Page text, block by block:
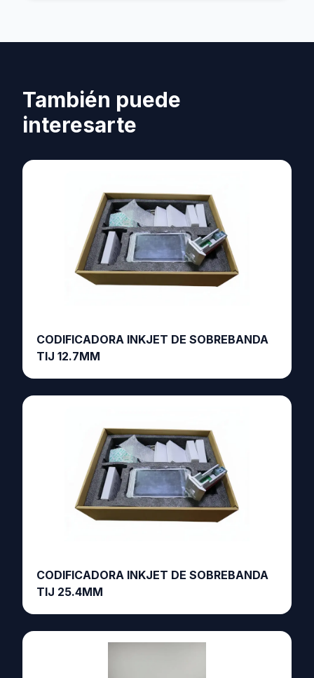
También puede
interesarte
CODIFICADORA INKJET DE SOBREBANDA
TIJ 12.7MM
CODIFICADORA INKJET DE SOBREBANDA
TIJ 25.4MM